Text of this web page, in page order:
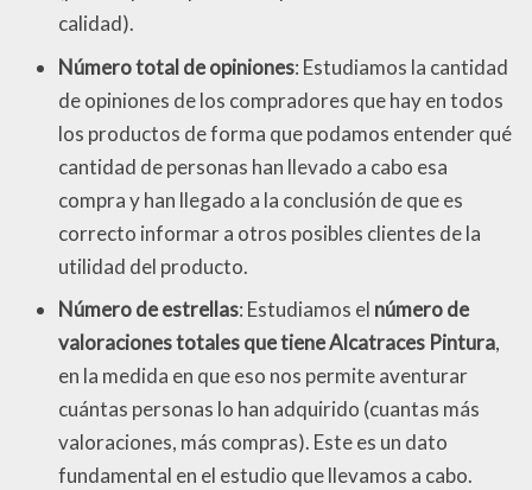
calidad).
Número total de opiniones: Estudiamos la cantidad
de opiniones de los compradores que hay en todos
los productos de forma que podamos entender qué
cantidad de personas han llevado a cabo esa
compra y han llegado a la conclusión de que es
correcto informar a otros posibles clientes de la
utilidad del producto.
Número de estrellas: Estudiamos el número de
valoraciones totales que tiene Alcatraces Pintura,
en la medida en que eso nos permite aventurar
cuántas personas lo han adquirido (cuantas más
valoraciones, más compras). Este es un dato
fundamental en el estudio que llevamos a cabo.